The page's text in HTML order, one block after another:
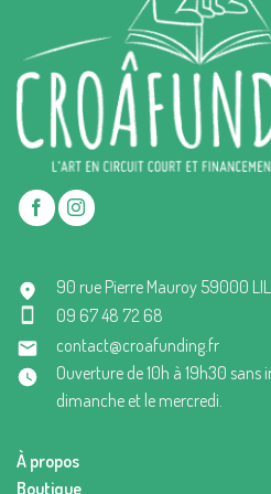
90 rue Pierre Mauroy 59000
09 67 48 72 68
contact@croafunding.fr
Ouverture de 10h à 19h30 sans
dimanche et le mercredi.
À propos
Boutique